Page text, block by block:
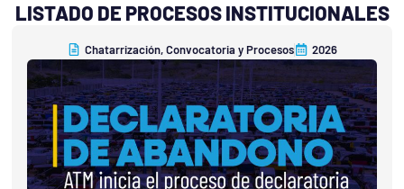
LISTADO DE PROCESOS INSTITUCIONALES
Chatarrización,Convocatoria y Procesos 2026